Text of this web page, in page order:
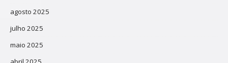
agosto 2025
julho 2025
maio 2025